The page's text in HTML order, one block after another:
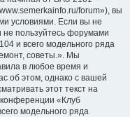
forum»), вы
условиями. Если вы не
не пользуйтесь форумами
и всего модельного ряда
советы.». Мы
в любое время и
об этом, однако с вашей
этот текст на
«Клуб
модельного ряда